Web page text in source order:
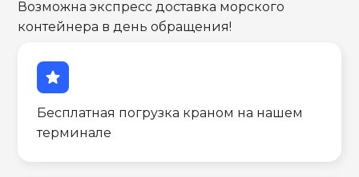
Возможна экспресс доставка морского
контейнера в день обращения!
star
Бесплатная погрузка краном на нашем
терминале